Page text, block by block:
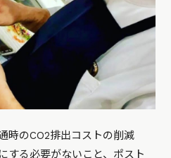
時のCO2排出コストの削減
する必要がないこと、ポスト